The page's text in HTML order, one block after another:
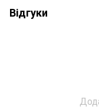
Відгуки